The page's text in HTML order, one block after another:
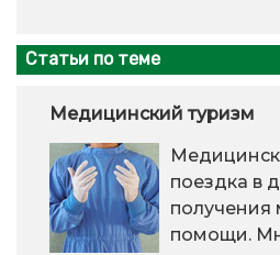
Статьи по теме
Медицинский туризм
поездка в
получения
помощи.